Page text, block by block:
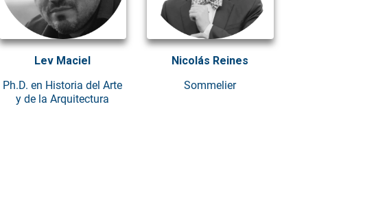
Lev Maciel
Ph.D. en Historia del Arte
y de la Arquitectura
Nicolás Reines
Sommelier